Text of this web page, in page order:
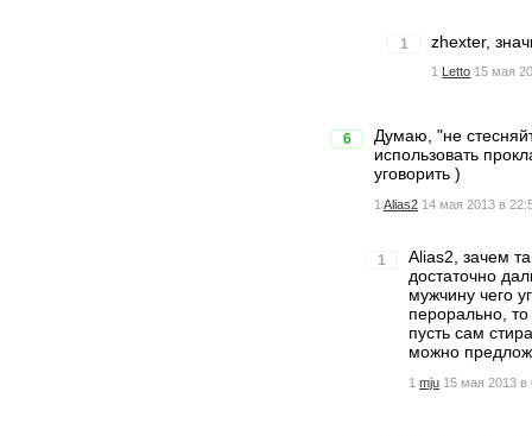
1 zhexter,
1 Letto 15 мая
6
Думаю, "не
использовать
уговорить )
1 Alias2 14 мая 2013 в
1
Alias2, зачем
достаточно
мужчину чего
перорально,
пусть сам
можно
1 mju 15 мая 2013 в